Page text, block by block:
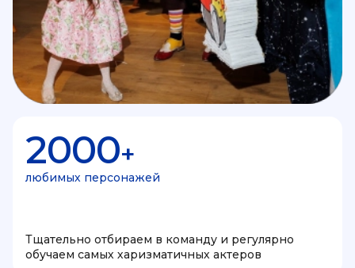
2000+
любимых персонажей
Тщательно отбираем в команду и регулярно
обучаем самых харизматичных актеров